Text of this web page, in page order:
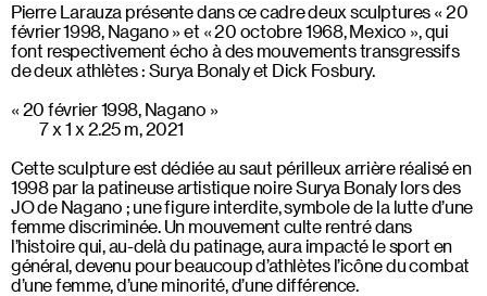
Pierre Larauza présente dans ce cadre deux sculptures « 20
février 1998, Nagano » et « 20 octobre 1968, Mexico », qui
font respectivement écho à des mouvements transgressifs
de deux athlètes : Surya Bonaly et Dick Fosbury.
« 20 février 1998, Nagano »
7 x 1 x 2.25 m, 2021
Cette sculpture est dédiée au saut périlleux arrière réalisé en
1998 par la patineuse artistique noire Surya Bonaly lors des
JO de Nagano ; une figure interdite, symbole de la lutte d’une
femme discriminée. Un mouvement culte rentré dans
l’histoire qui, au-delà du patinage, aura impacté le sport en
général, devenu pour beaucoup d’athlètes l’icône du combat
d’une femme, d’une minorité, d’une différence.